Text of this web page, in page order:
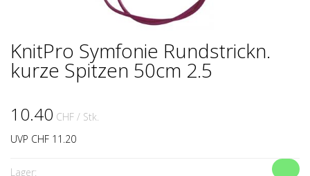
KnitPro Symfonie Rundstrickn.
kurze Spitzen 50cm 2.5
10.40 CHF / Stk.
UVP CHF 11.20
Lager: